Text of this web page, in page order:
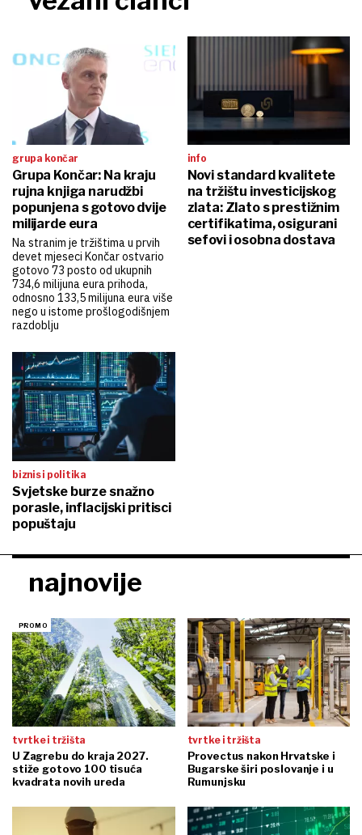
grupa končar
Grupa Končar: Na kraju
rujna knjiga narudžbi
popunjena s gotovo dvije
milijarde eura
Na stranim je tržištima u prvih
devet mjeseci Končar ostvario
gotovo 73 posto od ukupnih
734,6 milijuna eura prihoda,
odnosno 133,5 milijuna eura više
nego u istome prošlogodišnjem
razdoblju
info
Novi standard kvalitete
na tržištu investicijskog
zlata: Zlato s prestižnim
certifikatima, osigurani
sefovi i osobna dostava
biznis i politika
Svjetske burze snažno
porasle, inflacijski pritisci
popuštaju
najnovije
tvrtke i tržišta
U Zagrebu do kraja 2027.
stiže gotovo 100 tisuća
kvadrata novih ureda
tvrtke i tržišta
Provectus nakon Hrvatske i
Bugarske širi poslovanje i u
Rumunjsku